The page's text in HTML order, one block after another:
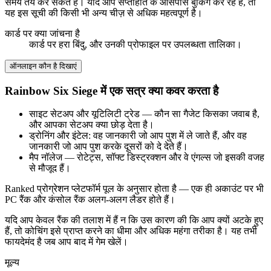
यह इस सूची की किसी भी अन्य चीज़ से अधिक महत्वपूर्ण है।
कार्ड पर क्या जांचना है
कार्ड पर हरा बिंदु, और उनकी प्रोफाइल पर उपलब्धता तालिका।
ऑनलाइन कौन है दिखाएं
Rainbow Six Siege में एक सत्र क्या कवर करता है
साइट सेटअप और यूटिलिटी ट्रेड — कौन सा गैजेट किसका जवाब है,
और आपका सेटअप क्या छोड़ देता है।
ड्रोनिंग और इंटेल: वह जानकारी जो आप पुश में ले जाते हैं, और वह
जानकारी जो आप पुश करके दूसरों को दे देते हैं।
मैप नॉलेज — रोटेट्स, सॉफ्ट डिस्ट्रक्शन और वे एंगल्स जो इसकी वजह
से मौजूद हैं।
Ranked प्रोग्रेशन प्लेटफॉर्म पूल के अनुसार होता है — एक ही अकाउंट पर भी
PC रैंक और कंसोल रैंक अलग-अलग लैडर होते हैं।
यदि आप केवल रैंक की तलाश में हैं न कि उस कारण की कि आप क्यों अटके हुए
हैं, तो कोचिंग इसे प्राप्त करने का धीमा और अधिक महंगा तरीका है। यह तभी
फायदेमंद है जब आप बाद में गेम खेलें।
मूल्य